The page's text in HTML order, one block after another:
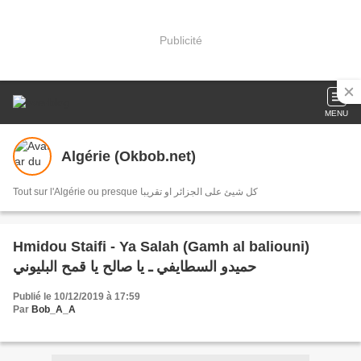
Publicité
MENU
Algérie (Okbob.net)
Tout sur l'Algérie ou presque كل شيئ على الجزائر او تقريبا
Hmidou Staifi - Ya Salah (Gamh al baliouni)
حميدو السطايفي ـ يا صالح يا قمح البليوني
Publié le 10/12/2019 à 17:59
Par Bob_A_A